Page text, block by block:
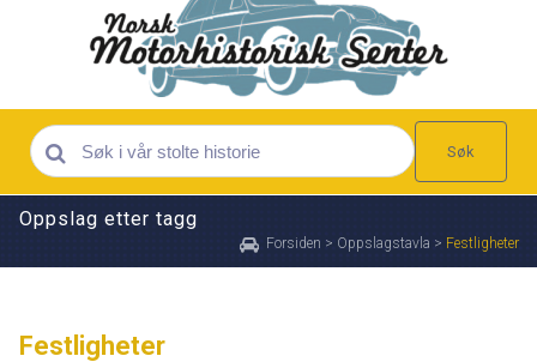
Søk
Oppslag etter tagg
Forsiden > Oppslagstavla > Festligheter
Festligheter